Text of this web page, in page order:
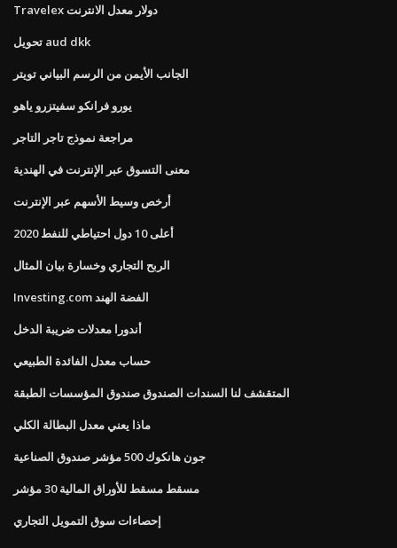
Travelex دولار معدل الانترنت
تحويل aud dkk
الجانب الأيمن من الرسم البياني تويتر
يورو فرانكو سفيتزرو ياهو
مراجعة نموذج تاجر التاجر
معنى التسوق عبر الإنترنت في الهندية
أرخص وسيط الأسهم عبر الإنترنت
أعلى 10 دول احتياطي للنفط 2020
الربح التجاري وخسارة بيان المثال
Investing.com الفضة الهند
أندورا معدلات ضريبة الدخل
حساب معدل الفائدة الطبيعي
المتقشف لنا السندات الصندوق صندوق المؤسسات الطبقة
ماذا يعني معدل البطالة الكلي
جون هانكوك 500 مؤشر صندوق الصناعية
مسقط مسقط للأوراق المالية 30 مؤشر
إحصاءات سوق التمويل التجاري